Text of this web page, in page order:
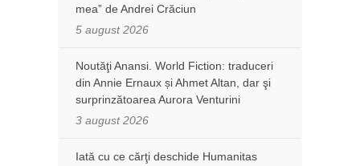
mea” de Andrei Crăciun
5 august 2026
Noutăţi Anansi. World Fiction: traduceri
din Annie Ernaux și Ahmet Altan, dar şi
surprinzătoarea Aurora Venturini
3 august 2026
Iată cu ce cărţi deschide Humanitas